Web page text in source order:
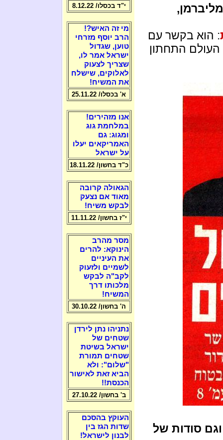
: הוא בקשר עם
התחתון
סודות של
י"ד בכסלו/ 8.12.22
מי זה האיש?!
הרב יוסף מזרחי
טוען, שגדול
ישראל אמר לו,
שצריך לצעוק
לאלוקים, שישלח
את המשיח!
א' בכסלו/ 25.11.22
אנו מזהירים!
במלחמת גוג
ומגוג: גם
האמריקאים יעלו
על ישראל
כ"ד בחשון/ 18.11.22
הגאולה קרובה
מאוד אם נצעק
לבקש משיח!
י"ז בחשון/ 11.11.22
מסר מהרב
הינוקא: להרים
את העיניים
לשמיים ולזעוק
לקב"ה לבקש
מלכותו דרך
המשיח!
ה' בחשון/ 30.10.22
נתניהו נתן לירדן
שטחים של
ישראל בשיטת
שטחים תמורת
"שלום": ולא
הביא זאת לאישור
הכנסת!!
ב' בחשון/ 27.10.22
העוקץ בהסכם
שדות הגז בין
לבנון לישראל!